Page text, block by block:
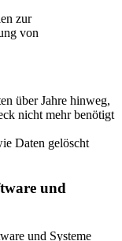
zur
von
über Jahre hinweg,
nicht mehr benötigt
Daten gelöscht
und
und Systeme